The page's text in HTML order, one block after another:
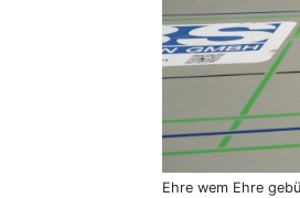
Ehre wem Ehre